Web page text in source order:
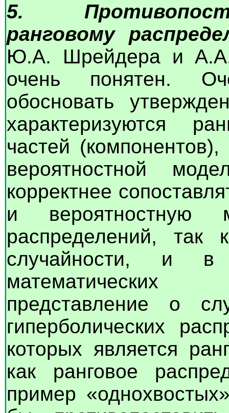
5.
ранговому
Ю.А. Шрейдера и
очень понятен.
обосновать
характеризуются
частей
вероятностной
корректнее
и
распределений, так
случайности, и
представление о
гиперболических
которых является
как ранговое
пример